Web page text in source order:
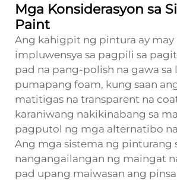
Mga Konsiderasyon sa
Paint
Ang kahigpit ng pintura ay may
impluwensya sa pagpili sa
pad na pang-polish na gawa sa
pumapang foam, kung saan
matitigas na transparent na
karaniwang nakikinabang sa
pagputol ng mga alternatibo na
Ang mga sistema ng pinturang
nangangailangan ng maingat
pad upang maiwasan ang